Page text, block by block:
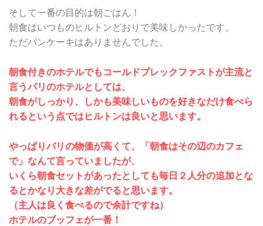
そして一番の目的は朝ごはん！
朝食はいつものヒルトンどおりで美味しかったです。
ただパンケーキはありませんでした。
朝食付きのホテルでもコールドブレックファストが主流と
言うパリのホテルとしては、
朝食がしっかり、しかも美味しいものを好きなだけ食べら
れるという点ではヒルトンは良いと思います。
やっぱりパリの物価が高くて、「朝食はその辺のカフェ
で」なんて言っていましたが、
いくら朝食セットがあったとしても毎日２人分の追加とな
るとかなり大きな差がでると思います。
（主人は良く食べるので余計ですね）
ホテルのブッフェが一番！